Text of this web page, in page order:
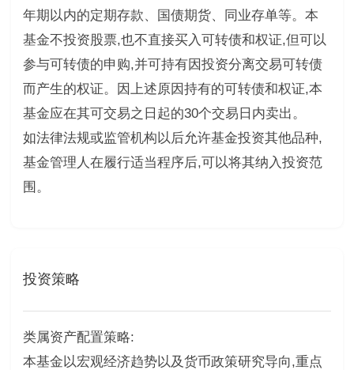
年期以内的定期存款、国债期货、同业存单等。本
基金不投资股票,也不直接买入可转债和权证,但可以
参与可转债的申购,并可持有因投资分离交易可转债
而产生的权证。因上述原因持有的可转债和权证,本
基金应在其可交易之日起的30个交易日内卖出。
如法律法规或监管机构以后允许基金投资其他品种,
基金管理人在履行适当程序后,可以将其纳入投资范
围。
投资策略
类属资产配置策略:
本基金以宏观经济趋势以及货币政策研究导向,重点